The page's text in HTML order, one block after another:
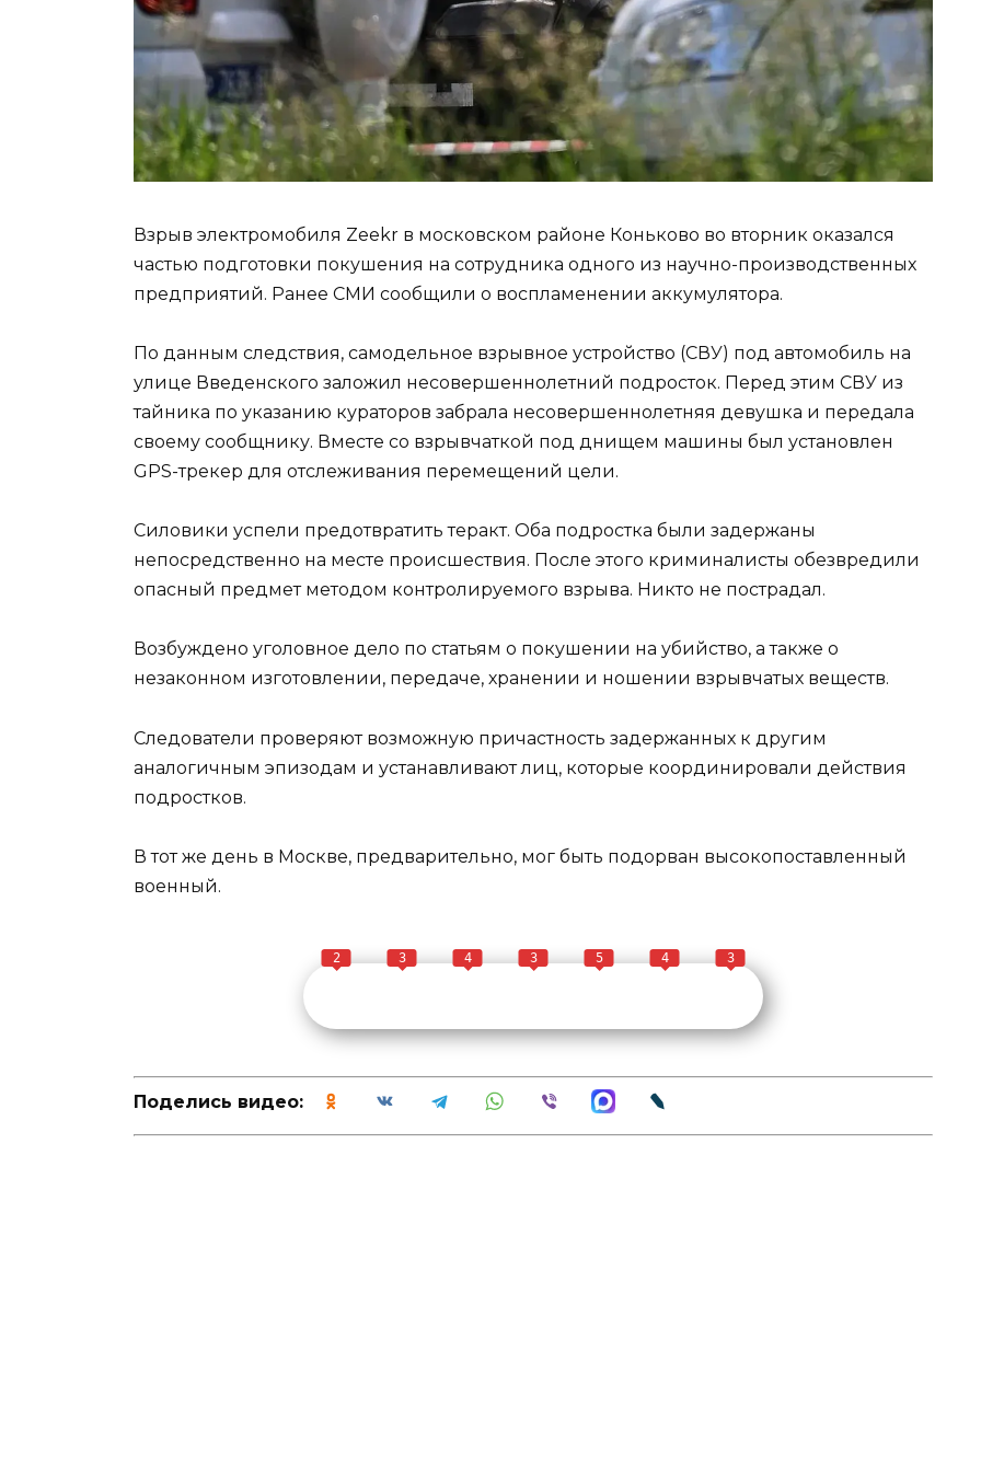
Взрыв электромобиля Zeekr в московском районе Коньково во вторник оказался
частью подготовки покушения на сотрудника одного из научно-производственных
предприятий. Ранее СМИ сообщили о воспламенении аккумулятора.
По данным следствия, самодельное взрывное устройство (СВУ) под автомобиль на
улице Введенского заложил несовершеннолетний подросток. Перед этим СВУ из
тайника по указанию кураторов забрала несовершеннолетняя девушка и передала
своему сообщнику. Вместе со взрывчаткой под днищем машины был установлен
GPS-трекер для отслеживания перемещений цели.
Силовики успели предотвратить теракт. Оба подростка были задержаны
непосредственно на месте происшествия. После этого криминалисты обезвредили
опасный предмет методом контролируемого взрыва. Никто не пострадал.
Возбуждено уголовное дело по статьям о покушении на убийство, а также о
незаконном изготовлении, передаче, хранении и ношении взрывчатых веществ.
Следователи проверяют возможную причастность задержанных к другим
аналогичным эпизодам и устанавливают лиц, которые координировали действия
подростков.
В тот же день в Москве, предварительно, мог быть подорван высокопоставленный
военный.
2 3 4 3 5 4 3
Поделись видео: